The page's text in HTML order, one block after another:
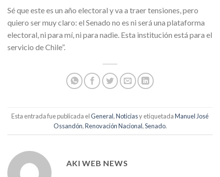
Sé que este es un año electoral y va a traer tensiones, pero
quiero ser muy claro: el Senado no es ni será una plataforma
electoral, ni para mí, ni para nadie. Esta institución está para el
servicio de Chile”.
Esta entrada fue publicada elGeneral,Noticiasy etiquetadaManuel José
Ossandón,Renovación Nacional,Senado.
AKI WEB NEWS